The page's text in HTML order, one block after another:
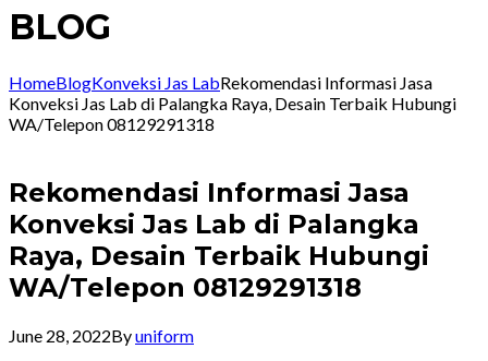
BLOG
HomeBlogKonveksi Jas LabRekomendasi Informasi Jasa
Konveksi Jas Lab di Palangka Raya, Desain Terbaik Hubungi
WA/Telepon 08129291318
Rekomendasi Informasi Jasa
Konveksi Jas Lab di Palangka
Raya, Desain Terbaik Hubungi
WA/Telepon 08129291318
June 28, 2022Byuniform